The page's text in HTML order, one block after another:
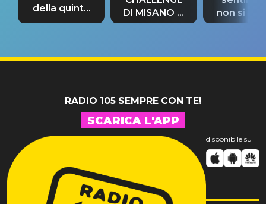
della quinta
tappa
DI MISANO si
riconferma
non si
fino alla
RADIO 105 SEMPRE CON TE!
SCARICA L'APP
disponibile su